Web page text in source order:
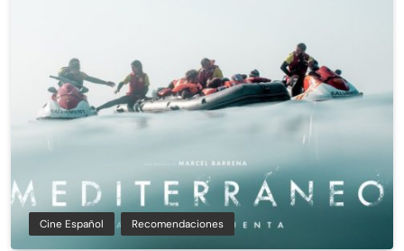
Cine Español Recomendaciones